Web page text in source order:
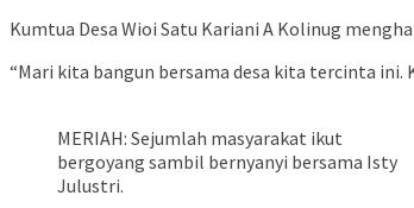
Kumtua Desa Wioi Satu Kariani A Kolinug
“Mari kita bangun bersama desa kita tercinta ini.
MERIAH: Sejumlah masyarakat ikut
bergoyang sambil bernyanyi bersama Isty
Julustri.